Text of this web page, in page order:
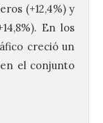
(+12,4%) y
En los
creció un
en el conjunto